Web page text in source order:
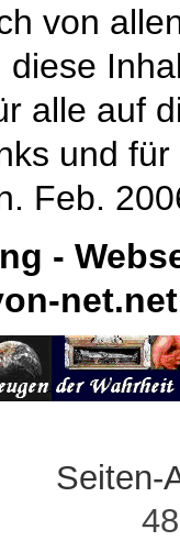
von
diese
alle auf
und
Feb.
-
net.net
Seiten-